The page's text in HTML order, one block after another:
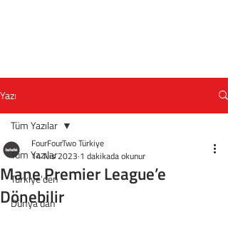
Yazı
Tüm Yazılar
Türkiye'den
Dünya'dan
Tüm Yazılar
Mane Premier League’e
Dönebilir
FourFourTwo Türkiye
14 Nis 2023 1 dakikada okunur